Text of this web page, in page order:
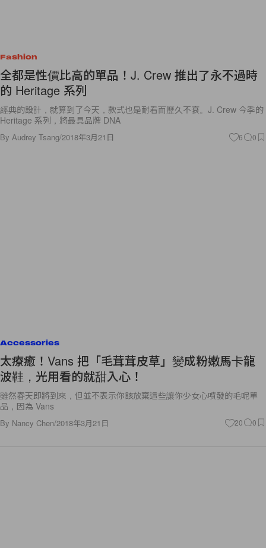
Fashion
全都是性價比高的單品！J. Crew 推出了永不過時
的 Heritage 系列
經典的設計，就算到了今天，款式也是耐看而歷久不衰。J. Crew 今季的
Heritage 系列，將最具品牌 DNA
By Audrey Tsang/2018年3月21日 6 0
Accessories
太療癒！Vans 把「毛茸茸皮草」變成粉嫩馬卡龍
波鞋，光用看的就甜入心！
雖然春天即將到來，但並不表示你該放棄這些讓你少女心噴發的毛呢單
品，因為 Vans
By Nancy Chen/2018年3月21日 20 0